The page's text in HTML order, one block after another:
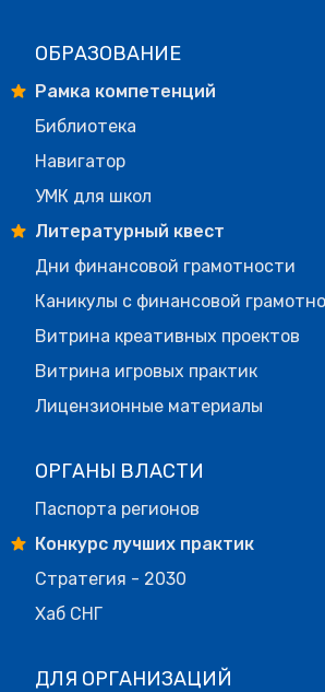
ОБРАЗОВАНИЕ
Рамка компетенций
Библиотека
Навигатор
УМК для школ
Литературный квест
Дни финансовой грамотности
Каникулы с финансовой
Витрина креативных проектов
Витрина игровых практик
Лицензионные материалы
ОРГАНЫ ВЛАСТИ
Паспорта регионов
Конкурс лучших практик
Стратегия - 2030
Хаб СНГ
ДЛЯ ОРГАНИЗАЦИЙ